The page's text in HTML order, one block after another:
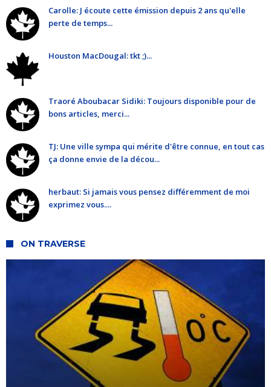
Carolle: J écoute cette émission depuis 2 ans qu'elle
perte de temps...
Houston MacDougal: tkt ;)...
Traoré Aboubacar Sidiki: Toujours disponible pour de
bons articles, merci...
TJ: Une ville sympa qui mérite d'être connue, en tout cas
ça donne envie de la décou...
herbaut: Si jamais vous pensez différemment de moi
exprimez vous....
ON TRAVERSE